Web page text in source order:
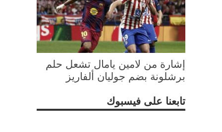
إشارة من لامين يامال تشعل حلم
برشلونة بضم جوليان ألفاريز
تابعنا على فيسبوك